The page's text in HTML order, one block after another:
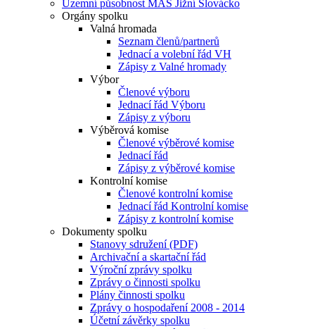
Územní působnost MAS Jižní Slovácko
Orgány spolku
Valná hromada
Seznam členů/partnerů
Jednací a volební řád VH
Zápisy z Valné hromady
Výbor
Členové výboru
Jednací řád Výboru
Zápisy z výboru
Výběrová komise
Členové výběrové komise
Jednací řád
Zápisy z výběrové komise
Kontrolní komise
Členové kontrolní komise
Jednací řád Kontrolní komise
Zápisy z kontrolní komise
Dokumenty spolku
Stanovy sdružení (PDF)
Archivační a skartační řád
Výroční zprávy spolku
Zprávy o činnosti spolku
Plány činnosti spolku
Zprávy o hospodaření 2008 - 2014
Účetní závěrky spolku